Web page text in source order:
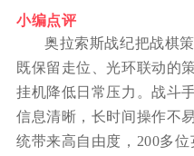
小编点评
奥拉索斯战纪把战棋
既保留走位、光环联动的
挂机降低日常压力。战斗
信息清晰，长时间操作不
统带来高自由度，200多